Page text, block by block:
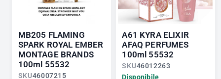
MB205 FLAMING
SPARK ROYAL EMBER
MONTAGE BRANDS
100ml 55532
SKU46007215
A61 KYRA ELIXIR
AFAQ PERFUMES
100ml 55532
SKU46012263
Disponibile